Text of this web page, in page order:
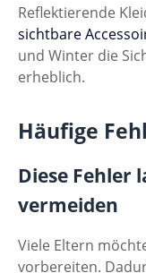
Reflektierende
sichtbare
und Winter die
erheblich.
Häufige
Diese Fehler
vermeiden
Viele Eltern
vorbereiten.